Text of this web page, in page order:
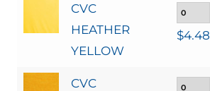
CVC
HEATHER
YELLOW
$4.48
CVC